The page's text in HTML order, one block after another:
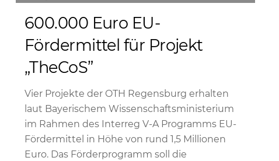
600.000 Euro EU-
Fördermittel für Projekt
„TheCoS”
Vier Projekte der OTH Regensburg erhalten
laut Bayerischem Wissenschaftsministerium
im Rahmen des Interreg V-A Programms EU-
Fördermittel in Höhe von rund 1,5 Millionen
Euro. Das Förderprogramm soll die